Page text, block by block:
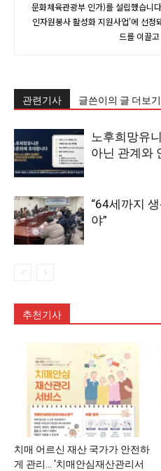
문화체육관광부 인가)를 설립했습니
인자원봉사 활성화 지원사업'에 선정
드를 이끌
관련기사 글쓴이의 글 더보기
노후희망유
아닌 관계와
“64세까지
야”
추천기사
치매 어르신 재산 국가가 안전하
게 관리… ‘치매안심재산관리서